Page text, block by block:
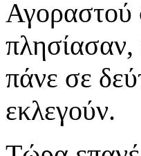
Αγοραστού
πάνε σε
εκλεγούν.